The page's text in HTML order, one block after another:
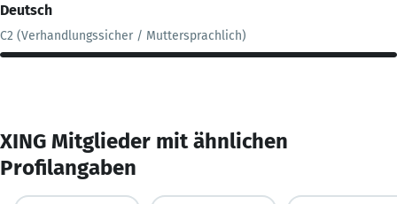
Deutsch
C2 (Verhandlungssicher / Muttersprachlich)
XING Mitglieder mit ähnlichen
Profilangaben